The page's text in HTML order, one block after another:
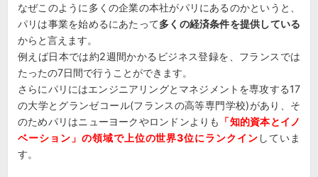
なぜこのように多くの企業の本社がパリにあるのかというと、
パリは事業を始めるにあたって多くの経済条件を提供している
からと言えます。
例えば日本では約2週間かかるビジネス登録を、フランスでは
たったの7日間で行うことができます。
さらにパリにはエンジニアリングとマネジメントを専攻する17
の大学とグランゼコール(フランスの高等専門学校)があり、そ
のためパリはニューヨークやロンドンよりも 「知的資本とイノ
ベーション」の領域で上位の世界3位にランクイン していま
す。